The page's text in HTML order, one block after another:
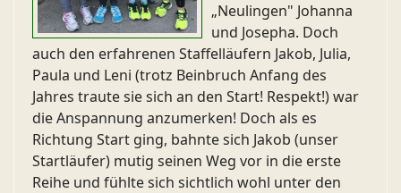
„Neulingen" Johanna
und Josepha. Doch
auch den erfahrenen Staffelläufern Jakob, Julia,
Paula und Leni (trotz Beinbruch Anfang des
Jahres traute sie sich an den Start! Respekt!) war
die Anspannung anzumerken! Doch als es
Richtung Start ging, bahnte sich Jakob (unser
Startläufer) mutig seinen Weg vor in die erste
Reihe und fühlte sich sichtlich wohl unter den